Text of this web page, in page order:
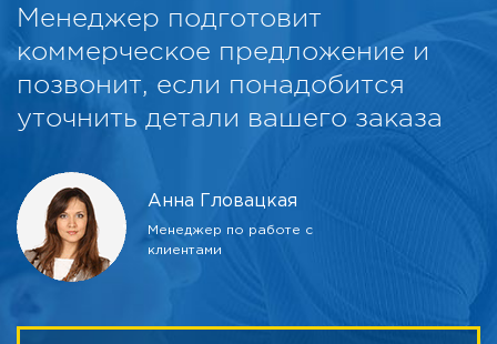
Менеджер подготовит
коммерческое предложение и
позвонит, если понадобится
уточнить детали вашего заказа
Анна Гловацкая
Менеджер по работе с
клиентами